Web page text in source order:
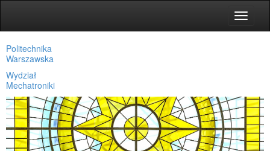
Toggle
Politechnika
Warszawska
Wydział
Mechatroniki